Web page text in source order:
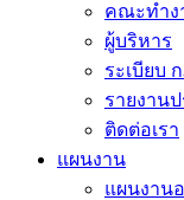
คณะทำง
ผู้บริหาร
ระเบียบ
รายงาน
ติดต่อเรา
แผนงาน
แผนงาน